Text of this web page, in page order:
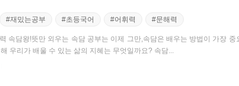
#재밌는공부 #초등국어 #어휘력 #문해력
속담왕!뜻만 외우는 속담 공부는 이제 그만,속담은 배우는 방법이 가장 중
우리가 배울 수 있는 삶의 지혜는 무엇일까요? 속담...